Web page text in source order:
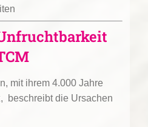
mit ihrem 4.000 Jahre
beschreibt die Ursachen